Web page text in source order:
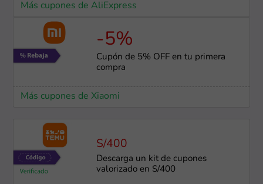
Más cupones de AliExpress
-5%
Cupón de 5% OFF en tu primera
compra
Más cupones de Xiaomi
S/400
Descarga un kit de cupones
valorizado en S/400